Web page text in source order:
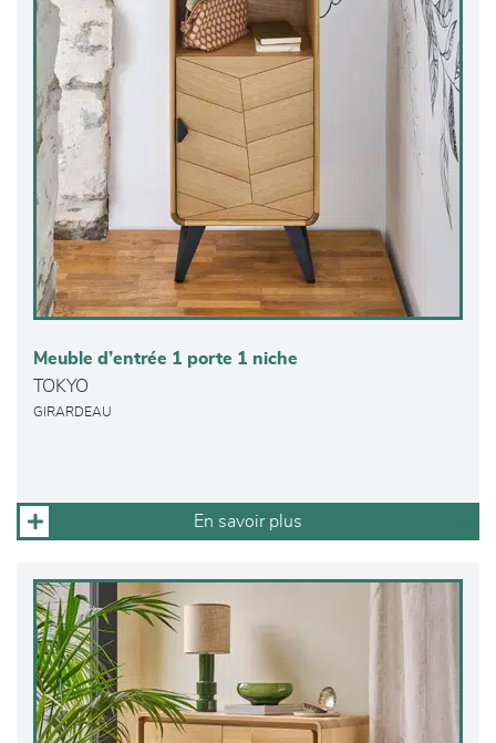
Meuble d’entrée 1 porte 1 niche
TOKYO
GIRARDEAU
En savoir plus